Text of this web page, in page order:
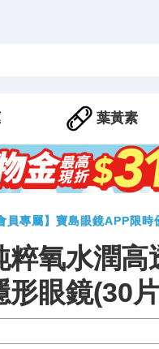
葉黃素
員專屬】寶島眼鏡APP限
粹氧水潤高
形眼鏡(30